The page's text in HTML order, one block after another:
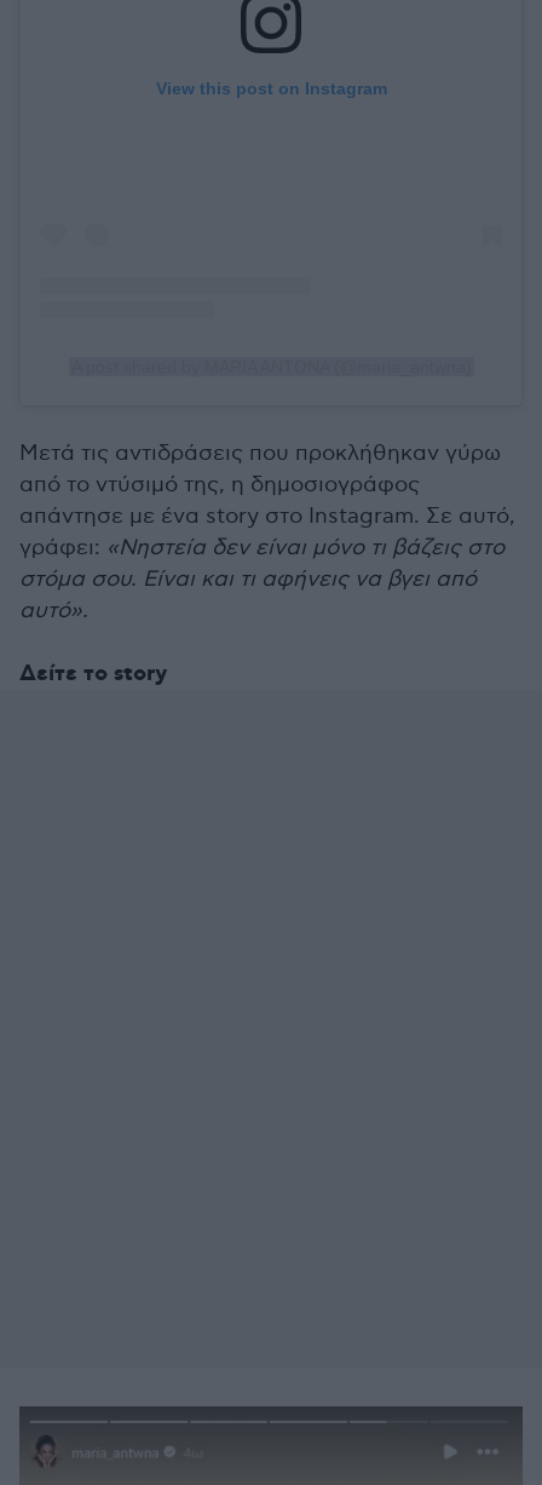
View this post on Instagram
Μετά τις αντιδράσεις που προκλήθηκαν γύρω
από το ντύσιμό της, η δημοσιογράφος
απάντησε με ένα story στο Instagram. Σε αυτό,
γράφει: «Νηστεία δεν είναι μόνο τι βάζεις στο
στόμα σου. Είναι και τι αφήνεις να βγει από
αυτό».
Δείτε το story